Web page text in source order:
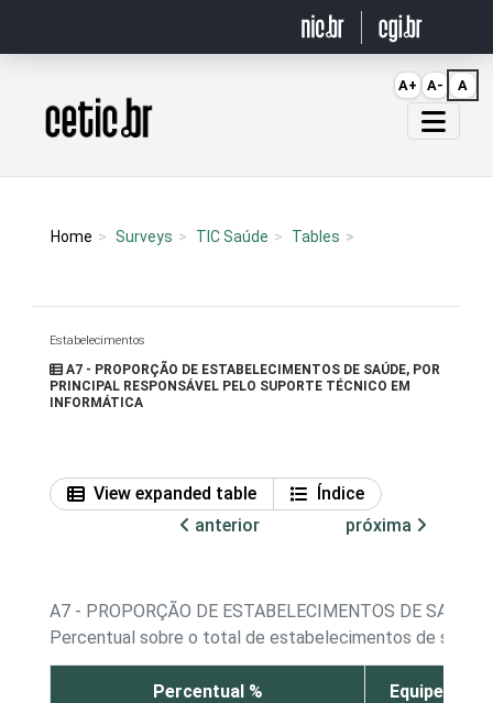
Página inicial
Home Surveys TIC Saúde Tables
Estabelecimentos
A7 - PROPORÇÃO DE ESTABELECIMENTOS DE SAÚDE, POR
PRINCIPAL RESPONSÁVEL PELO SUPORTE TÉCNICO EM
INFORMÁTICA
View expanded table
Índice
anterior
próxima
A7 - PROPORÇÃO DE ESTABELECIMENTOS DE
Percentual sobre o total de estabelecimentos de
Percentual %
Equipe
A+ A- A